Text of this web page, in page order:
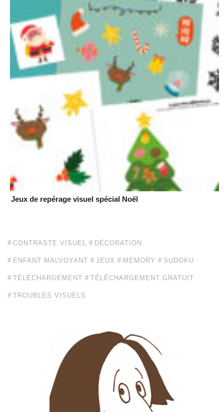
Jeux de repérage visuel spécial Noël
CONTRASTE VISUEL DÉCORATION
ENFANT MALVOYANT JEUX MEMORY SUDOKU
TÉLÉCHARGEMENT TÉLÉCHARGEMENT GRATUIT
TROUBLES VISUELS